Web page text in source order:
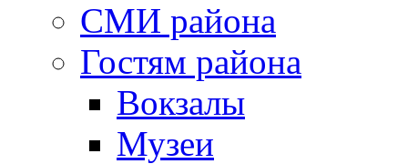
СМИ района
Гостям района
Вокзалы
Музеи